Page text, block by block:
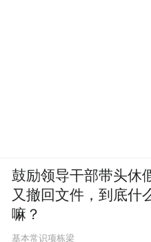
鼓励领导干部带头休
又撤回文件，到底什
嘛？
基本常识项栋梁